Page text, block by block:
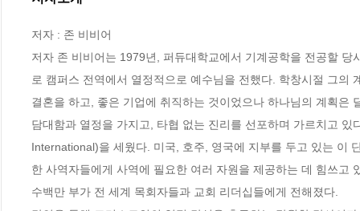
저자 : 존 비비어
저자 존 비비어는 1979년, 퍼듀대학교에서 기계공학을 전공할 당
로 캠퍼스 전역에서 열정적으로 예수님을 전했다. 학창시절 그
결혼을 하고, 좋은 기업에 취직하는 것이었으나 하나님의 계획은
담대함과 열정을 가지고, 타협 없는 진리를 선포하며 가르치고
International)을 세웠다. 미국, 호주, 영국에 지부를 두고 있는 이
한 사역자들에게 사역에 필요한 여러 자원을 제공하는 데 힘쓰
수백만 부가 전 세계 목회자들과 교회 리더십들에게 전해졌다.